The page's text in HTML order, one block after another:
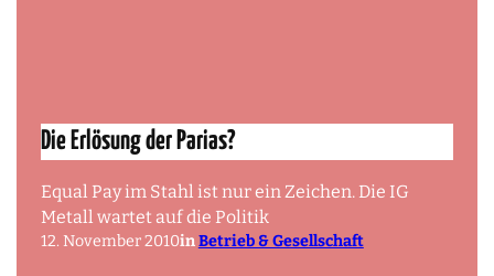
Die Erlösung der Parias?
Equal Pay im Stahl ist nur ein Zeichen. Die IG
Metall wartet auf die Politik
12. November 2010inBetrieb & Gesellschaft